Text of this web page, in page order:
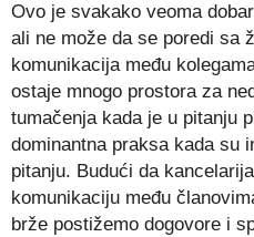
Ovo je svakako veoma
ali ne može da se poredi sa
komunikacija među
ostaje mnogo prostora za
tumačenja kada je u pitanju
dominantna praksa kada su
pitanju. Budući da
komunikaciju među
brže postižemo dogovore i